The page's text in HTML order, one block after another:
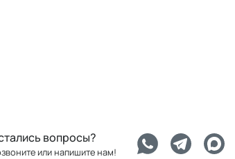
вопросы?
или напишите нам!